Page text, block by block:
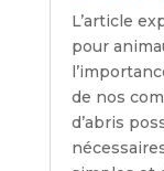
L’article
pour
de nos
d’abris